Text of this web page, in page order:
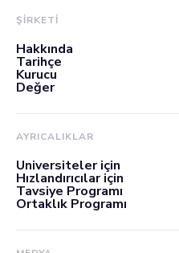
ŞİRKETİ
Hakkında
Tarihçe
Kurucu
Değer
AYRICALIKLAR
Üniversiteler için
Hızlandırıcılar için
Tavsiye Programı
Ortaklık Programı